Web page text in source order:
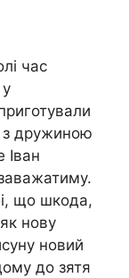
час
з дружиною
Іван
що шкода,
нову
новий
до зятя